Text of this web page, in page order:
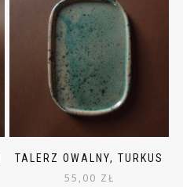
TALERZ OWALNY, TURKUS
55,00 ZŁ